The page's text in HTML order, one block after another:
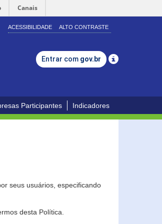
Canais
ACESSIBILIDADE ALTO CONTRASTE
Entrar com gov.br
Participantes Indicadores
seus usuários, especificando
desta Política.